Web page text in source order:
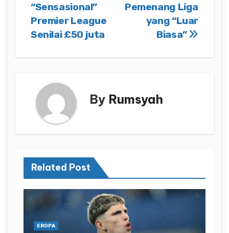
Pemenang Liga
yang “Luar
Biasa”
“Sensasional”
Premier League
Senilai £50 juta
By Rumsyah
Related Post
EROPA